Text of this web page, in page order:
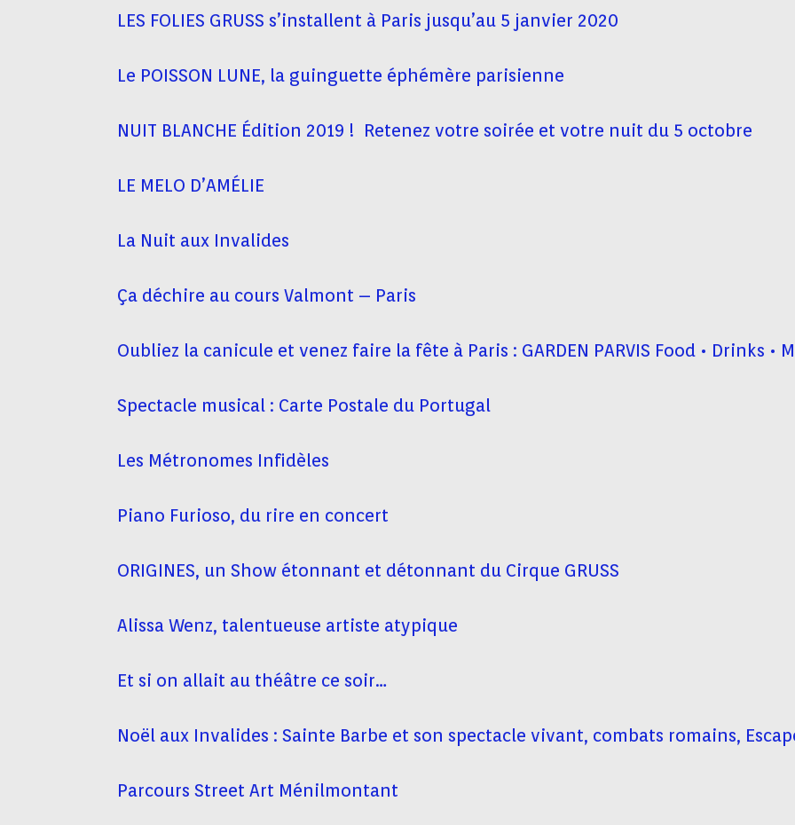
LES FOLIES GRUSS s’installent à Paris jusqu’au 5 janvier 2020
Le POISSON LUNE, la guinguette éphémère parisienne
NUIT BLANCHE Édition 2019 ! Retenez votre soirée et votre nuit du 5 octobre
LE MELO D’AMÉLIE
La Nuit aux Invalides
Ça déchire au cours Valmont – Paris
Oubliez la canicule et venez faire la fête à Paris : GARDEN PARVIS Food • Drinks •
Spectacle musical : Carte Postale du Portugal
Les Métronomes Infidèles
Piano Furioso, du rire en concert
ORIGINES, un Show étonnant et détonnant du Cirque GRUSS
Alissa Wenz, talentueuse artiste atypique
Et si on allait au théâtre ce soir…
Noël aux Invalides : Sainte Barbe et son spectacle vivant, combats romains,
Parcours Street Art Ménilmontant